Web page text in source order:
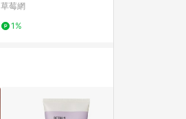
草莓網
1%